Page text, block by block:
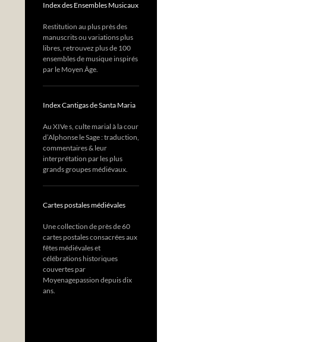
Index des Ensembles Musicaux
Restitution au plus près des
manuscrits ou variations plus
libres, retrouvez plus de 100
ensembles de musique inspirés
par le Moyen Âge.
Index Cantigas de Santa Maria
Au XIVe s, culte marial à la cour
d’Alphonse le Sage : traduction,
commentaires & leur
interprétation par les plus
grands groupes médiévaux.
Cartes postales médiévales
Une collection de près de 60
cartes postales consacrées aux
fêtes médiévales et
célébrations historiques
couvertes par
Moyenagepassion depuis dix
ans.